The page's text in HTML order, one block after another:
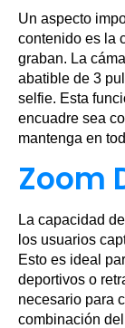
Un aspecto
contenido es la
graban. La
abatible de 3
selfie. Esta
encuadre sea
mantenga en
Zoom
La capacidad
los usuarios
Esto es ideal
deportivos o
necesario para
combinación